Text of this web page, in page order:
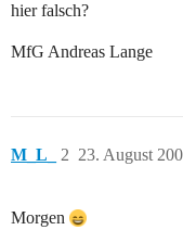
hier falsch?
MfG Andreas Lange
M_L_ 23. August
2
Morgen